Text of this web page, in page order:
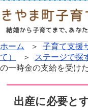
ホーム ＞ 子育て支援
て）
＞ ステージで探
の一時金の支給を受け
出産に必要と